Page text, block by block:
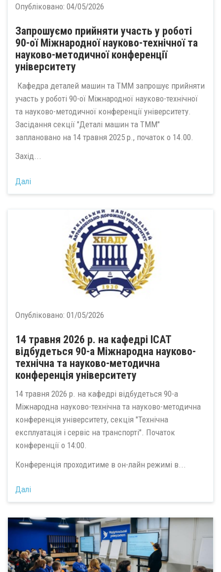
Опубліковано: 04/05/2026
Запрошуємо прийняти участь у роботі
90-ої Міжнародної науково-технічної та
науково-методичної конференції
університету
Кафедра деталей машин та ТММ запрошує прийняти
участь у роботі 90-ої Міжнародної науково-технічної
та науково-методичної конференції університету.
Засідання секції "Деталі машин та ТММ"
заплановано на 14 травня 2025 р., початок о 14.00.
Захід...
Далі
Опубліковано: 01/05/2026
14 травня 2026 р. на кафедрі ІСАТ
відбудеться 90-а Міжнародна науково-
технічна та науково-методична
конференція університету
14 травня 2026 р. на кафедрі відбудеться 90-а
Міжнародна науково-технічна та науково-методична
конференція університету, секція "Технічна
експлуатація і сервіс на транспорті". Початок
конференції о 14:00.
Конференція проходитиме в он-лайн режимі в...
Далі